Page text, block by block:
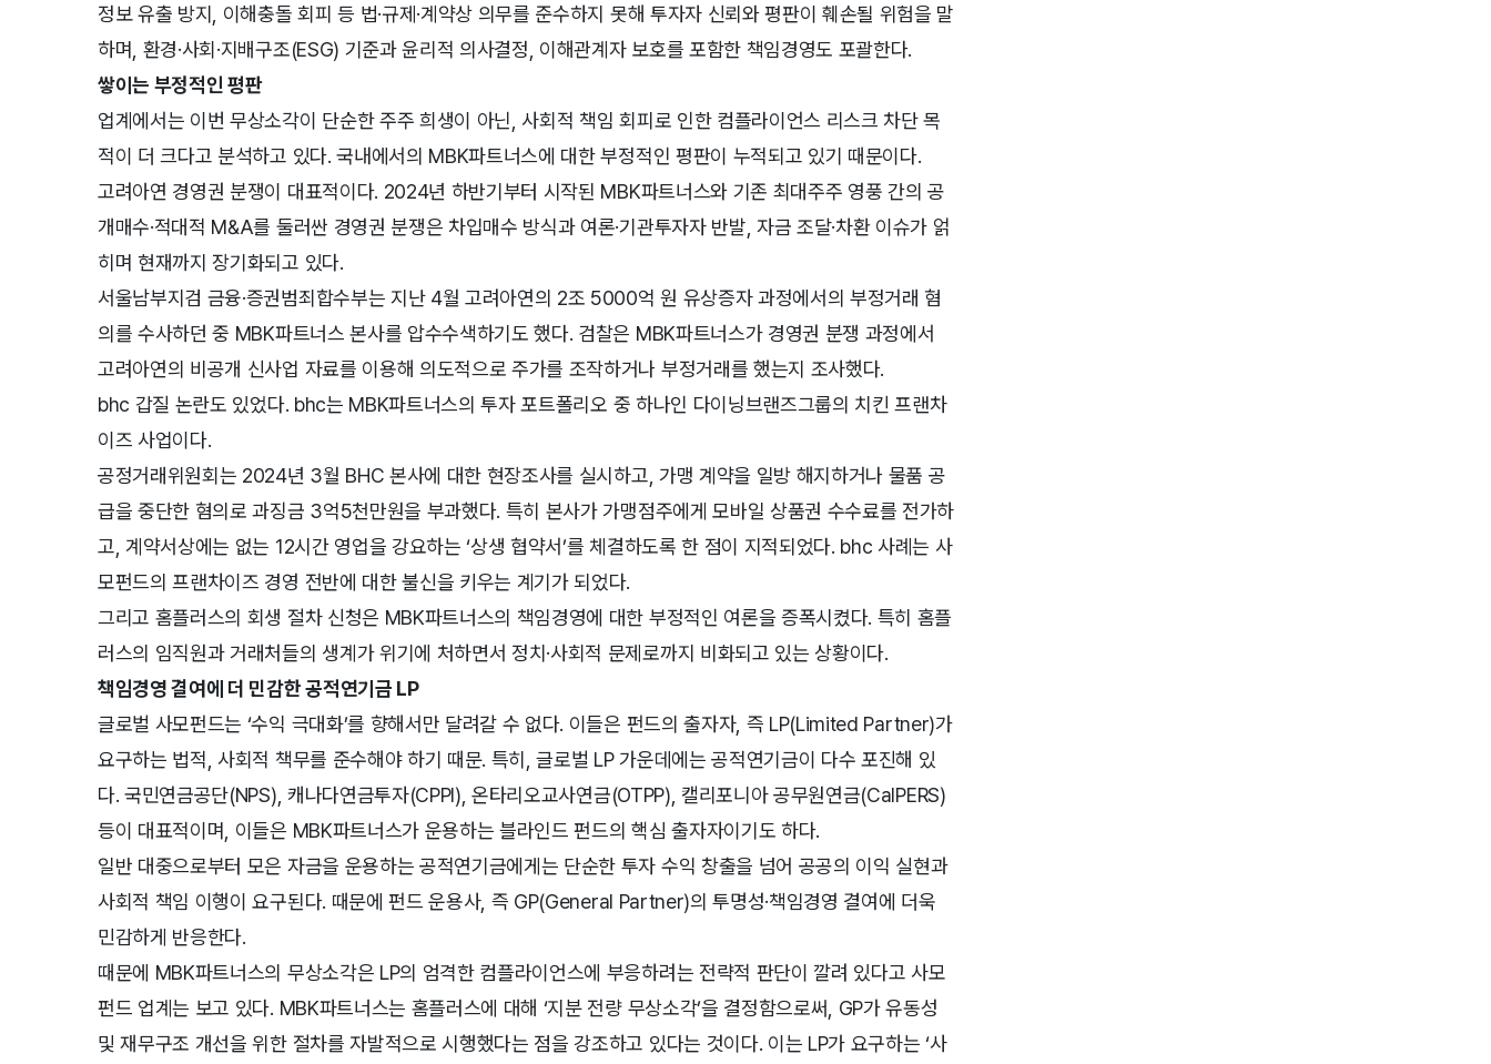
정보 유출 방지, 이해충돌 회피 등 법·규제·계약상 의무를 준수하지 못해 투자자 신뢰와 평판이 훼손될 위험을 말
하며, 환경·사회·지배구조(ESG) 기준과 윤리적 의사결정, 이해관계자 보호를 포함한 책임경영도 포괄한다.
쌓이는 부정적인 평판
업계에서는 이번 무상소각이 단순한 주주 희생이 아닌, 사회적 책임 회피로 인한 컴플라이언스 리스크 차단 목
적이 더 크다고 분석하고 있다. 국내에서의 MBK파트너스에 대한 부정적인 평판이 누적되고 있기 때문이다.
고려아연 경영권 분쟁이 대표적이다. 2024년 하반기부터 시작된 MBK파트너스와 기존 최대주주 영풍 간의 공
개매수·적대적 M&A를 둘러싼 경영권 분쟁은 차입매수 방식과 여론·기관투자자 반발, 자금 조달·차환 이슈가 얽
히며 현재까지 장기화되고 있다.
서울남부지검 금융·증권범죄합수부는 지난 4월 고려아연의 2조 5000억 원 유상증자 과정에서의 부정거래 혐
의를 수사하던 중 MBK파트너스 본사를 압수수색하기도 했다. 검찰은 MBK파트너스가 경영권 분쟁 과정에서
고려아연의 비공개 신사업 자료를 이용해 의도적으로 주가를 조작하거나 부정거래를 했는지 조사했다.
bhc 갑질 논란도 있었다. bhc는 MBK파트너스의 투자 포트폴리오 중 하나인 다이닝브랜즈그룹의 치킨 프랜차
이즈 사업이다.
공정거래위원회는 2024년 3월 BHC 본사에 대한 현장조사를 실시하고, 가맹 계약을 일방 해지하거나 물품 공
급을 중단한 혐의로 과징금 3억5천만원을 부과했다. 특히 본사가 가맹점주에게 모바일 상품권 수수료를 전가하
고, 계약서상에는 없는 12시간 영업을 강요하는 ‘상생 협약서’를 체결하도록 한 점이 지적되었다. bhc 사례는 사
모펀드의 프랜차이즈 경영 전반에 대한 불신을 키우는 계기가 되었다.
그리고 홈플러스의 회생 절차 신청은 MBK파트너스의 책임경영에 대한 부정적인 여론을 증폭시켰다. 특히 홈플
러스의 임직원과 거래처들의 생계가 위기에 처하면서 정치·사회적 문제로까지 비화되고 있는 상황이다.
책임경영 결여에 더 민감한 공적연기금 LP
글로벌 사모펀드는 ‘수익 극대화’를 향해서만 달려갈 수 없다. 이들은 펀드의 출자자, 즉 LP(Limited Partner)가
요구하는 법적, 사회적 책무를 준수해야 하기 때문. 특히, 글로벌 LP 가운데에는 공적연기금이 다수 포진해 있
다. 국민연금공단(NPS), 캐나다연금투자(CPPI), 온타리오교사연금(OTPP), 캘리포니아 공무원연금(CalPERS)
등이 대표적이며, 이들은 MBK파트너스가 운용하는 블라인드 펀드의 핵심 출자자이기도 하다.
일반 대중으로부터 모은 자금을 운용하는 공적연기금에게는 단순한 투자 수익 창출을 넘어 공공의 이익 실현과
사회적 책임 이행이 요구된다. 때문에 펀드 운용사, 즉 GP(General Partner)의 투명성·책임경영 결여에 더욱
민감하게 반응한다.
때문에 MBK파트너스의 무상소각은 LP의 엄격한 컴플라이언스에 부응하려는 전략적 판단이 깔려 있다고 사모
펀드 업계는 보고 있다. MBK파트너스는 홈플러스에 대해 ‘지분 전량 무상소각’을 결정함으로써, GP가 유동성
및 재무구조 개선을 위한 절차를 자발적으로 시행했다는 점을 강조하고 있다는 것이다. 이는 LP가 요구하는 ‘사